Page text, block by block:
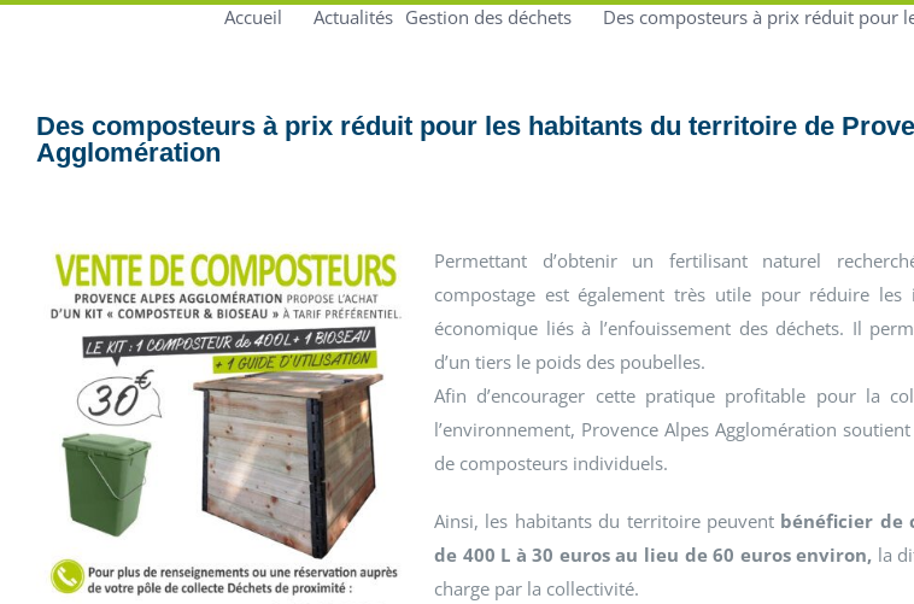
Accueil Actualités Gestion des déchets Des composteurs à prix réduit pour
Des composteurs à prix réduit pour les habitants du territoire de
Agglomération
Permettant d’obtenir un fertilisant naturel
compostage est également très utile pour réduire les
économique liés à l’enfouissement des déchets. Il
d’un tiers le poids des poubelles.
Afin d’encourager cette pratique profitable pour la
l’environnement, Provence Alpes Agglomération
de composteurs individuels.
Ainsi, les habitants du territoire peuvent bénéficier de
de 400 L à 30 euros au lieu de 60 euros environ, la
charge par la collectivité.